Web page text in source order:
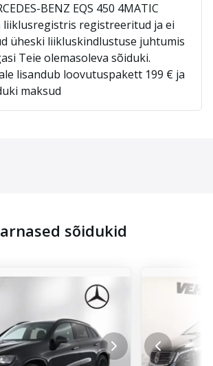
BENZ EQS 450 4MATIC
liiklusregistris registreeritud ja ei
üheski liikluskindlustuse juhtumis
Teie olemasoleva sõiduki.
lisandub loovutuspakett 199 € ja
maksud
sõidukid